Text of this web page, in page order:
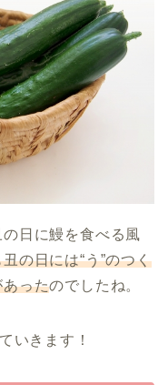
の日に鰻を食べる風
の日には“う”のつく
あったのでしたね。
いきます！